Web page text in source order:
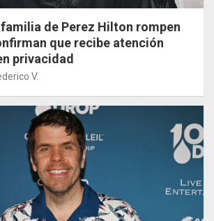
de Perez Hilton rompen
que recibe atención
privacidad
V.